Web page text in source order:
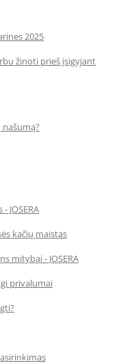
2025
žinoti prieš įsigyjant
JOSERA
kačių maistas
mitybai - JOSERA
privalumai